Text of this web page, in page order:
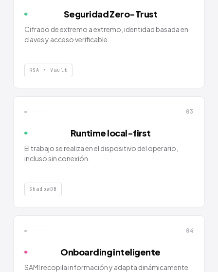
Seguridad Zero-Trust
Cifrado de extremo a extremo, identidad basada en
claves y acceso verificable.
RSA • Vault
03
Runtime local-first
El trabajo se realiza en el dispositivo del operario,
incluso sin conexión.
ShadowDB
04
Onboarding inteligente
SAMI recopila información y adapta dinámicamente